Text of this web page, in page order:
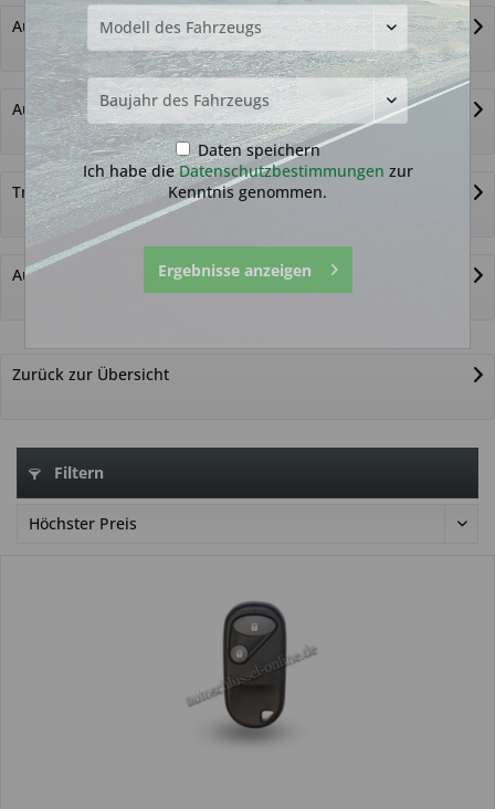
Autoschlüssel ohne Funk
Autoschlüsselgehäuse und Zubehör
Transponder
Autoschlüssel nicht gefunden?
Zurück zur Übersicht
Filtern
Daten speichern
Ich habe dieDatenschutzbestimmungen zur
Kenntnis genommen.
Ergebnisse anzeigen